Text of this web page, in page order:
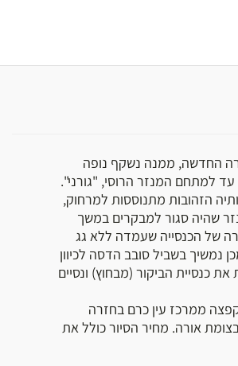
החדשה, ממנה נשקף נופה
למתחם המנזר הרוסי, "גורני".
הזהובות מתנוססות למרחוק,
שהיה סגור למבקרים במשך
של הכנסייה שעמדה ללא גג
מכן נמשיך בשביל סובב הדסה לכיוון
כנסיית הביקור (מבחוץ) ונסיים
ממרכז עין כרם בחזרה
אורה. מחיר הסיור כולל את